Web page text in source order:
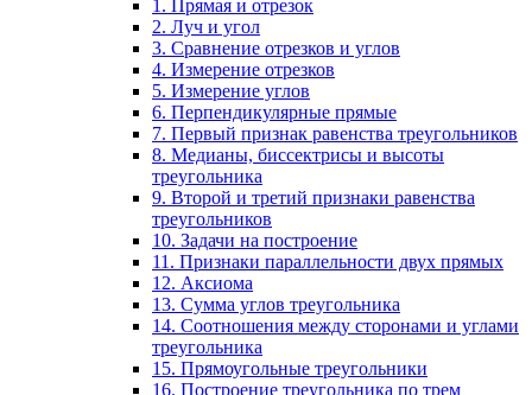
1. Прямая и отрезок
2. Луч и угол
3. Сравнение отрезков и углов
4. Измерение отрезков
5. Измерение углов
6. Перпендикулярные прямые
7. Первый признак равенства треугольников
8. Медианы, биссектрисы и высоты
треугольника
9. Второй и третий признаки равенства
треугольников
10. Задачи на построение
11. Признаки параллельности двух прямых
12. Аксиома
13. Сумма углов треугольника
14. Соотношения между сторонами и углами
треугольника
15. Прямоугольные треугольники
16. Построение треугольника по трем